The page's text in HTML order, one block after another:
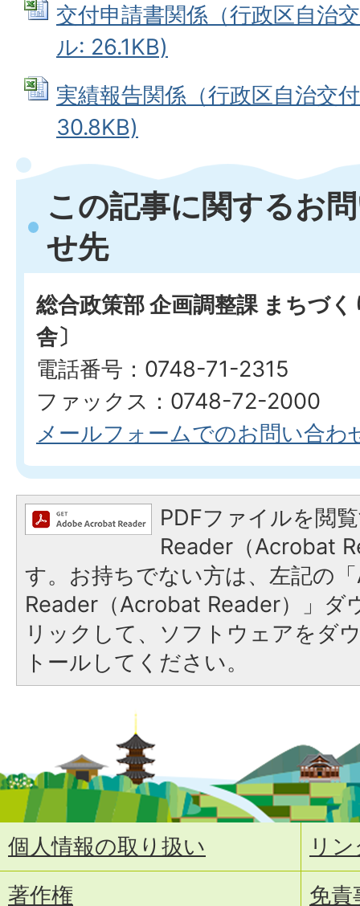
交付申請書関係（行政区自治
ル: 26.1KB)
実績報告関係（行政区自治交
30.8KB)
この記事に関するお
せ先
総合政策部 企画調整課 まちづ
舎〕
電話番号：0748-71-2315
ファックス：0748-72-2000
メールフォームでのお問い合わ
PDFファイルを閲
Reader（Acrobat
す。お持ちでない方は、左記の
Reader（Acrobat Reader）」ダ
リックして、ソフトウェアをダ
トールしてください。
個人情報の取り扱い
リ
著作権
免責